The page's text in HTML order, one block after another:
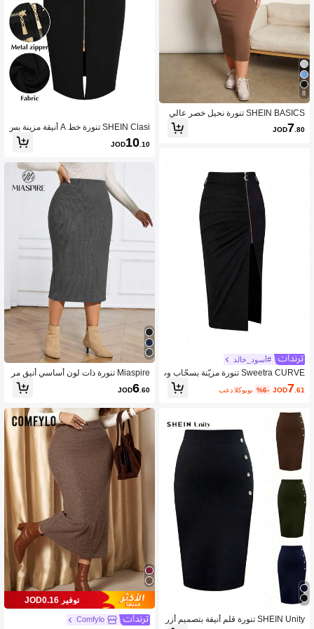
8
SHEIN BASICS تنورة نحيل خصر عالي
مقاس كبير
JOD7 .80
#أسود_خالد
Sweetra CURVE تنورة مزيّنة بسحّاب وت
جاعيد وإبزيم مع شق في الفخذ
JOD7 .61
%6- بعد الكوبون
SHEIN Unity تنورة قلم أنيقة بتصميم أزر
SHEIN Clasi تنورة خط A أنيقة مزينة بس
وستة معدنية مقاس كبير للسيدات
JOD10.10
Miaspire تنورة ذات لون أساسي أنيق مر
نة، مناسبة للتنقل، تنورات نسائية رمادية ل
لخريف والربيع
JOD6.60
توفير JOD0.16
Comfylo